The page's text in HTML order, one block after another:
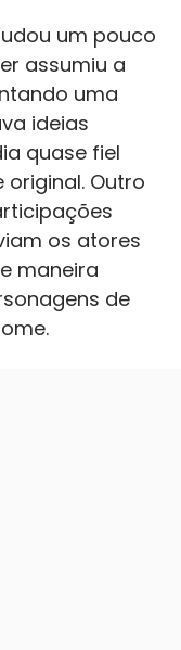
um pouco
assumiu a
uma
ideias
quase fiel
Outro
os atores
maneira
de